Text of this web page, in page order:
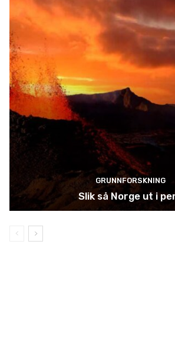
GRUNNFORSKNING
Slik så Norge ut i